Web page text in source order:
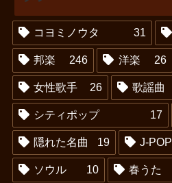
コヨミノウタ 31
邦楽 246 洋楽 26
女性歌手 26 歌謡曲
シティポップ 17
隠れた名曲 19 J-POP
ソウル 10 春うた